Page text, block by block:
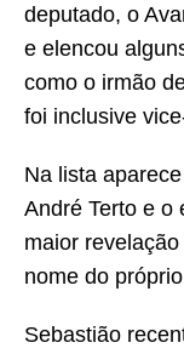
deputado, o
e elencou
como o irmão
foi inclusive
Na lista
André Terto e o
maior
nome do
Sebastião